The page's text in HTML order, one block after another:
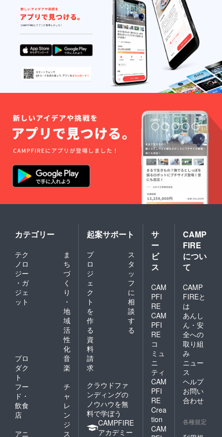
カテゴリー
テク
ノロ
ジー
・ガ
ジェ
ット
ま
ち
づ
く
り
・
地
域
活
性
化
プロ
ダク
ト
音
楽
フー
ド・
飲食
店
チ
ャ
レ
ン
ジ
アニ
ス
起案サポート
プ
ロ
ジ
ェ
ク
ト
を
作
る
ス
タ
ッ
フ
に
相
談
す
る
資
料
請
求
クラウドファ
ンディングの
ノウハウを無
料で学ぼう
CAMPFIRE
アカデミー
サ
ー
ビ
ス
CAM
PFI
RE
CAM
PFI
RE
コ
ミュ
ニ
ティ
CAM
PFI
RE
Crea
tion
CAM
CAMP
FIRE
につい
て
CAMP
FIREと
は
あんし
ん・安
全への
取り組
み
ニュー
ス
ヘルプ
お問い
合わせ
各種規定